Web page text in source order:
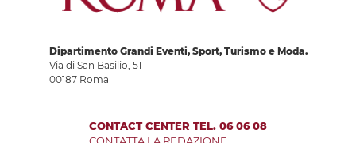
Dipartimento Grandi Eventi, Sport, Turismo e Moda.
Via di San Basilio, 51
00187 Roma
CONTACT CENTER TEL. 06 06 08